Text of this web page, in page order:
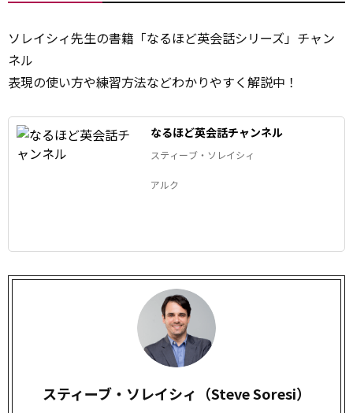
ソレイシィ先生の書籍「なるほど英会話シリーズ」チャン
ネル
表現の使い方や練習方法などわかりやすく解説中！
なるほど英会話チャンネル
スティーブ・ソレイシィ
アルク
スティーブ・ソレイシィ（Steve Soresi）